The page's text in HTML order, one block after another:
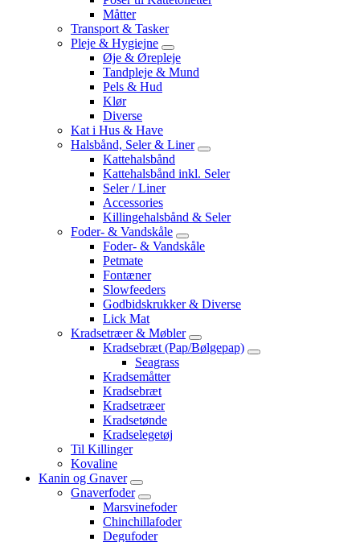
Måtter
Transport & Tasker
Pleje & Hygiejne
Øje & Ørepleje
Tandpleje & Mund
Pels & Hud
Klør
Diverse
Kat i Hus & Have
Halsbånd, Seler & Liner
Kattehalsbånd
Kattehalsbånd inkl. Seler
Seler / Liner
Accessories
Killingehalsbånd & Seler
Foder- & Vandskåle
Foder- & Vandskåle
Petmate
Fontæner
Slowfeeders
Godbidskrukker & Diverse
Lick Mat
Kradsetræer & Møbler
Kradsebræt (Pap/Bølgepap)
Seagrass
Kradsemåtter
Kradsebræt
Kradsetræer
Kradsetønde
Kradselegetøj
Til Killinger
Kovaline
Kanin og Gnaver
Gnaverfoder
Marsvinefoder
Chinchillafoder
Degufoder